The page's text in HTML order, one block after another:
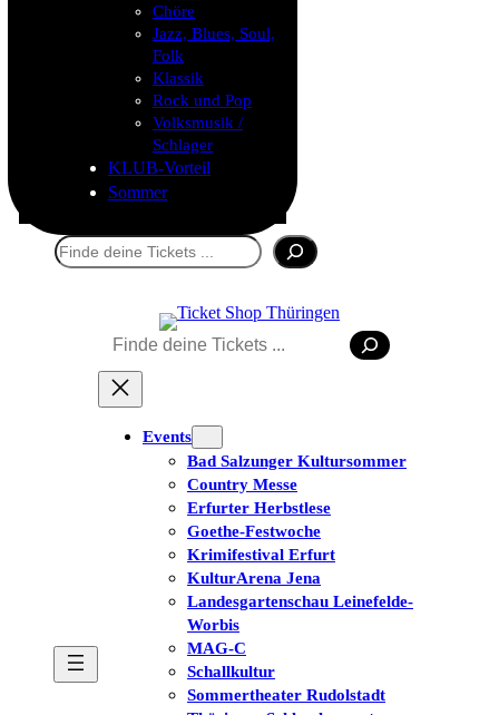
Chöre
Jazz, Blues, Soul,
Folk
Klassik
Rock und Pop
Volksmusik /
Schlager
KLUB-Vorteil
Sommer
Suchen
Suchen
Events
Bad Salzunger Kultursommer
Country Messe
Erfurter Herbstlese
Goethe-Festwoche
Krimifestival Erfurt
KulturArena Jena
Landesgartenschau Leinefelde-
Worbis
MAG-C
Schallkultur
Sommertheater Rudolstadt
Tickets kaufen